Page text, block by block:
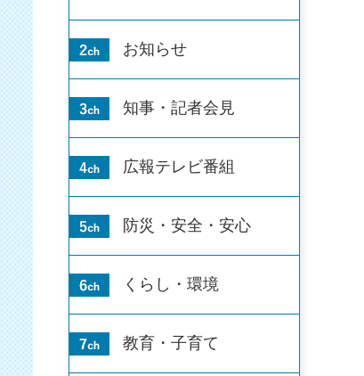
お知らせ
知事・記者会見
広報テレビ番組
防災・安全・安心
くらし・環境
教育・子育て